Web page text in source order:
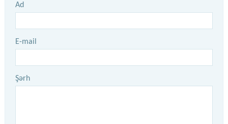
Ad
E-mail
Şərh